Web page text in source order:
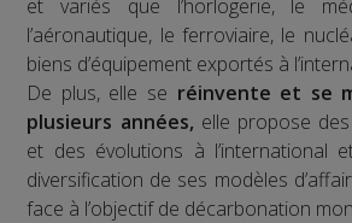
et variés que l’horlogerie, le
l’aéronautique, le ferroviaire, le
biens d’équipement exportés à
De plus, elle se réinvente et se
plusieurs années, elle propose
et des évolutions à l’international
diversification de ses modèles
face à l’objectif de décarbonation